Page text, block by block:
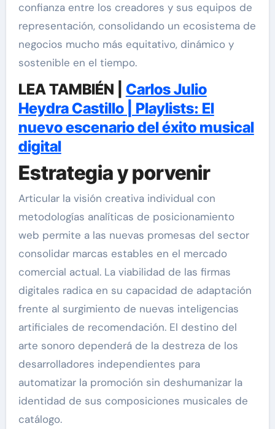
confianza entre los creadores y sus equipos de
representación, consolidando un ecosistema de
negocios mucho más equitativo, dinámico y
sostenible en el tiempo.
LEA TAMBIÉN | Carlos Julio
Heydra Castillo | Playlists: El
nuevo escenario del éxito musical
digital
Estrategia y porvenir
Articular la visión creativa individual con
metodologías analíticas de posicionamiento
web permite a las nuevas promesas del sector
consolidar marcas estables en el mercado
comercial actual. La viabilidad de las firmas
digitales radica en su capacidad de adaptación
frente al surgimiento de nuevas inteligencias
artificiales de recomendación. El destino del
arte sonoro dependerá de la destreza de los
desarrolladores independientes para
automatizar la promoción sin deshumanizar la
identidad de sus composiciones musicales de
catálogo.